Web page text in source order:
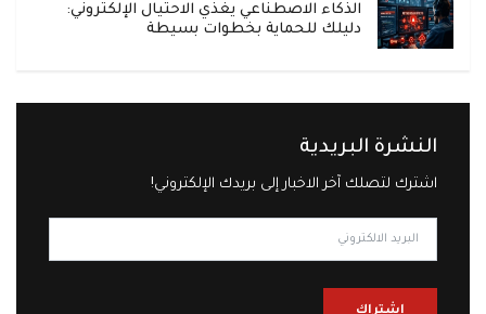
الذكاء الاصطناعي يغذي الاحتيال الإلكتروني:
دليلك للحماية بخطوات بسيطة
النشرة البريدية
اشترك لتصلك آخر الاخبار إلى بريدك الإلكتروني!
إشتراك